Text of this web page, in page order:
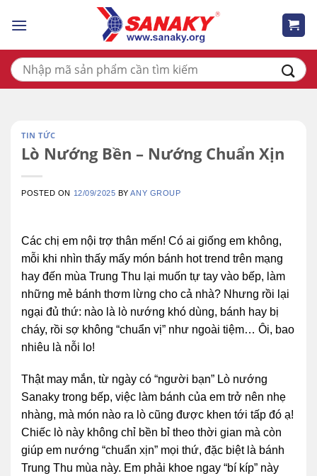
Tìm
kiếm:
TIN TỨC
Lò Nướng Bền – Nướng Chuẩn Xịn
POSTED ON 12/09/2025 BYANY GROUP
Các chị em nội trợ thân mến! Có ai giống em không,
mỗi khi nhìn thấy mấy món bánh hot trend trên mạng
hay đến mùa Trung Thu lại muốn tự tay vào bếp, làm
những mẻ bánh thơm lừng cho cả nhà? Nhưng rồi lại
ngại đủ thứ: nào là lò nướng khó dùng, bánh hay bị
cháy, rồi sợ không “chuẩn vị” như ngoài tiệm… Ôi, bao
nhiêu là nỗi lo!
Thật may mắn, từ ngày có “người bạn” Lò nướng
Sanaky trong bếp, việc làm bánh của em trở nên nhẹ
nhàng, mà món nào ra lò cũng được khen tới tấp đó ạ!
Chiếc lò này không chỉ bền bỉ theo thời gian mà còn
giúp em nướng “chuẩn xịn” mọi thứ, đặc biệt là bánh
Trung Thu mùa này. Em phải khoe ngay “bí kíp” này